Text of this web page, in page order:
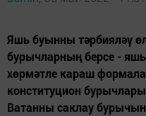
Яшь буынны тәрбияләү
бурычларның берсе -
хөрмәтле караш
конституцион
Ватанны саклау